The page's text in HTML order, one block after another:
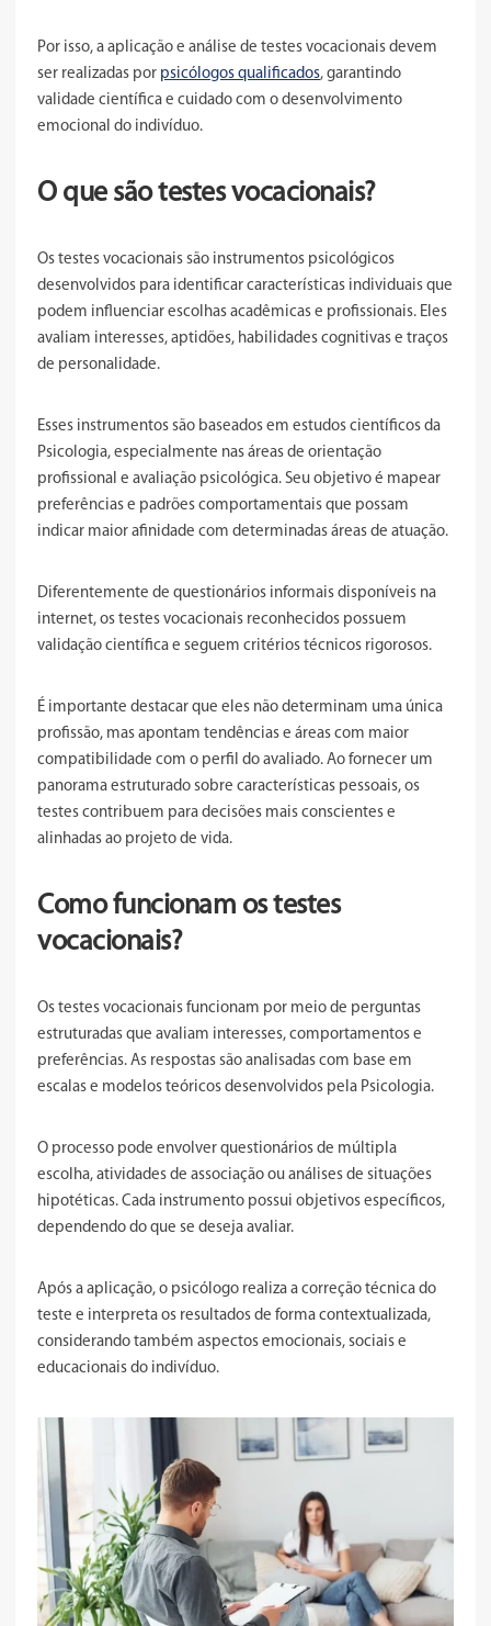
Por isso, a aplicação e análise de testes vocacionais devem
ser realizadas por psicólogos qualificados, garantindo
validade científica e cuidado com o desenvolvimento
emocional do indivíduo.
O que são testes vocacionais?
Os testes vocacionais são instrumentos psicológicos
desenvolvidos para identificar características individuais que
podem influenciar escolhas acadêmicas e profissionais. Eles
avaliam interesses, aptidões, habilidades cognitivas e traços
de personalidade.
Esses instrumentos são baseados em estudos científicos da
Psicologia, especialmente nas áreas de orientação
profissional e avaliação psicológica. Seu objetivo é mapear
preferências e padrões comportamentais que possam
indicar maior afinidade com determinadas áreas de atuação.
Diferentemente de questionários informais disponíveis na
internet, os testes vocacionais reconhecidos possuem
validação científica e seguem critérios técnicos rigorosos.
É importante destacar que eles não determinam uma única
profissão, mas apontam tendências e áreas com maior
compatibilidade com o perfil do avaliado. Ao fornecer um
panorama estruturado sobre características pessoais, os
testes contribuem para decisões mais conscientes e
alinhadas ao projeto de vida.
Como funcionam os testes
vocacionais?
Os testes vocacionais funcionam por meio de perguntas
estruturadas que avaliam interesses, comportamentos e
preferências. As respostas são analisadas com base em
escalas e modelos teóricos desenvolvidos pela Psicologia.
O processo pode envolver questionários de múltipla
escolha, atividades de associação ou análises de situações
hipotéticas. Cada instrumento possui objetivos específicos,
dependendo do que se deseja avaliar.
Após a aplicação, o psicólogo realiza a correção técnica do
teste e interpreta os resultados de forma contextualizada,
considerando também aspectos emocionais, sociais e
educacionais do indivíduo.